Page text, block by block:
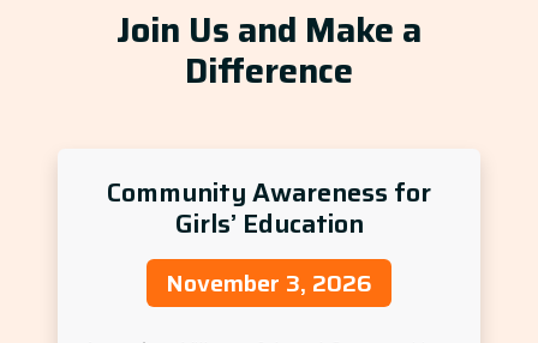
Join Us and Make a
Difference
Community Awareness for
Girls’ Education
November 3, 2026